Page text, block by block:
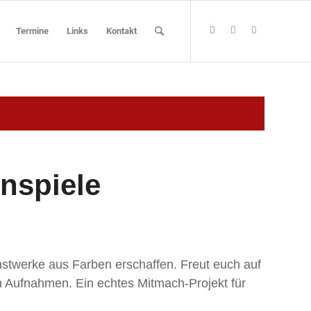
Termine Links Kontakt
aus Farben erschaffen. Freut euch auf
Ein echtes Mitmach-Projekt für